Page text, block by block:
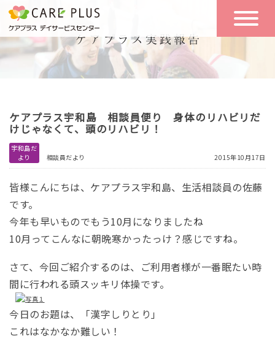
こんな方に
おすすめ
一日の流れ
一日体験
空き状況
実践報告
体験希望
ケアプラス宇和島 相談員便り 身体のリハビリだ
けじゃなくて、頭のリハビリ！
宇和島だ
より
相談員だより 2015年10月17日
皆様こんにちは、ケアプラス宇和島、生活相談員の佐藤
です。
今年も早いものでもう10月になりましたね
10月ってこんなに朝晩寒かったっけ？感じですね。
さて、今回ご紹介するのは、ご利用者様が一番眠たい時
間に行われる頭スッキリ体操です。
今日のお題は、「漢字しりとり」
これはなかなか難しい！